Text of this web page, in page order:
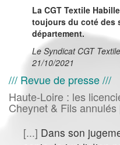
La CGT Textile
toujours du coté des
département.
Le Syndicat CGT
21/10/2021
/// Revue de presse ///
Haute-Loire : les
Cheynet & Fils
[...] Dans son